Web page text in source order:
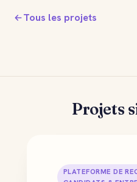
Tous les projets
Projets
PLATEFORME DE